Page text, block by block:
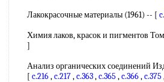
Лакокрасочные материалы (1961) -- [
Химия лаков, красок и пигментов
]
Анализ органических соединений
[ c.216,c.217,c.363,c.365 ,c.366,c.375